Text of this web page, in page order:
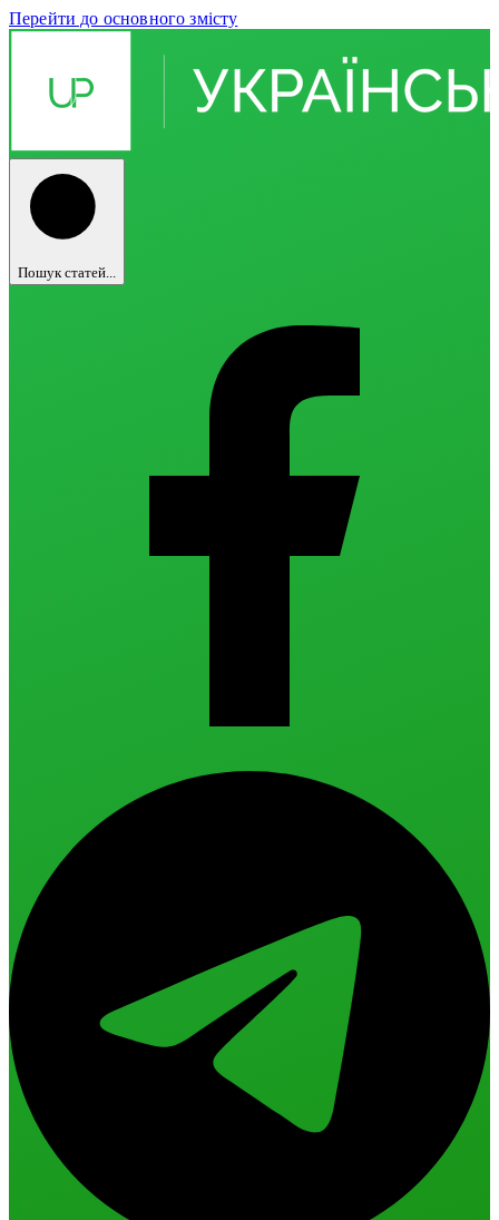
Перейти до основного змісту
Пошук статей...